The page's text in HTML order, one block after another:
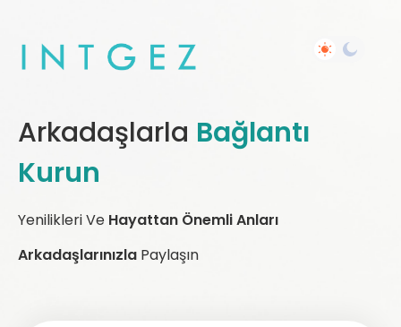
Arkadaşlarla Bağlantı
Kurun
Yenilikleri Ve Hayattan Önemli Anları
Arkadaşlarınızla Paylaşın